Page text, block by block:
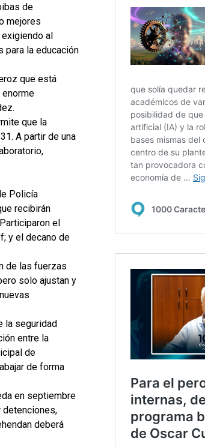
de
mejores
exigiendo al
para la educación
que está
que la
A partir de una
Policía
recibirán
el
y el decano de
de las fuerzas
solo ajustan y
la seguridad
entre la
de
de forma
en septiembre
detenciones,
deberá